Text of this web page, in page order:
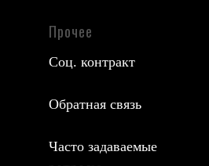
Прочее
Соц. контракт
Обратная связь
Часто задаваемые